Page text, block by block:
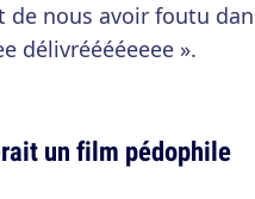
de nous avoir foutu
délivrééééeeee ».
un film pédophile